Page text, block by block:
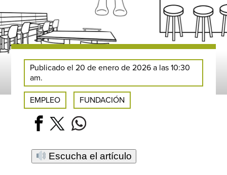
Publicado el 20 de enero de 2026 a las 10:30
am.
EMPLEO FUNDACIÓN
Escucha el artículo